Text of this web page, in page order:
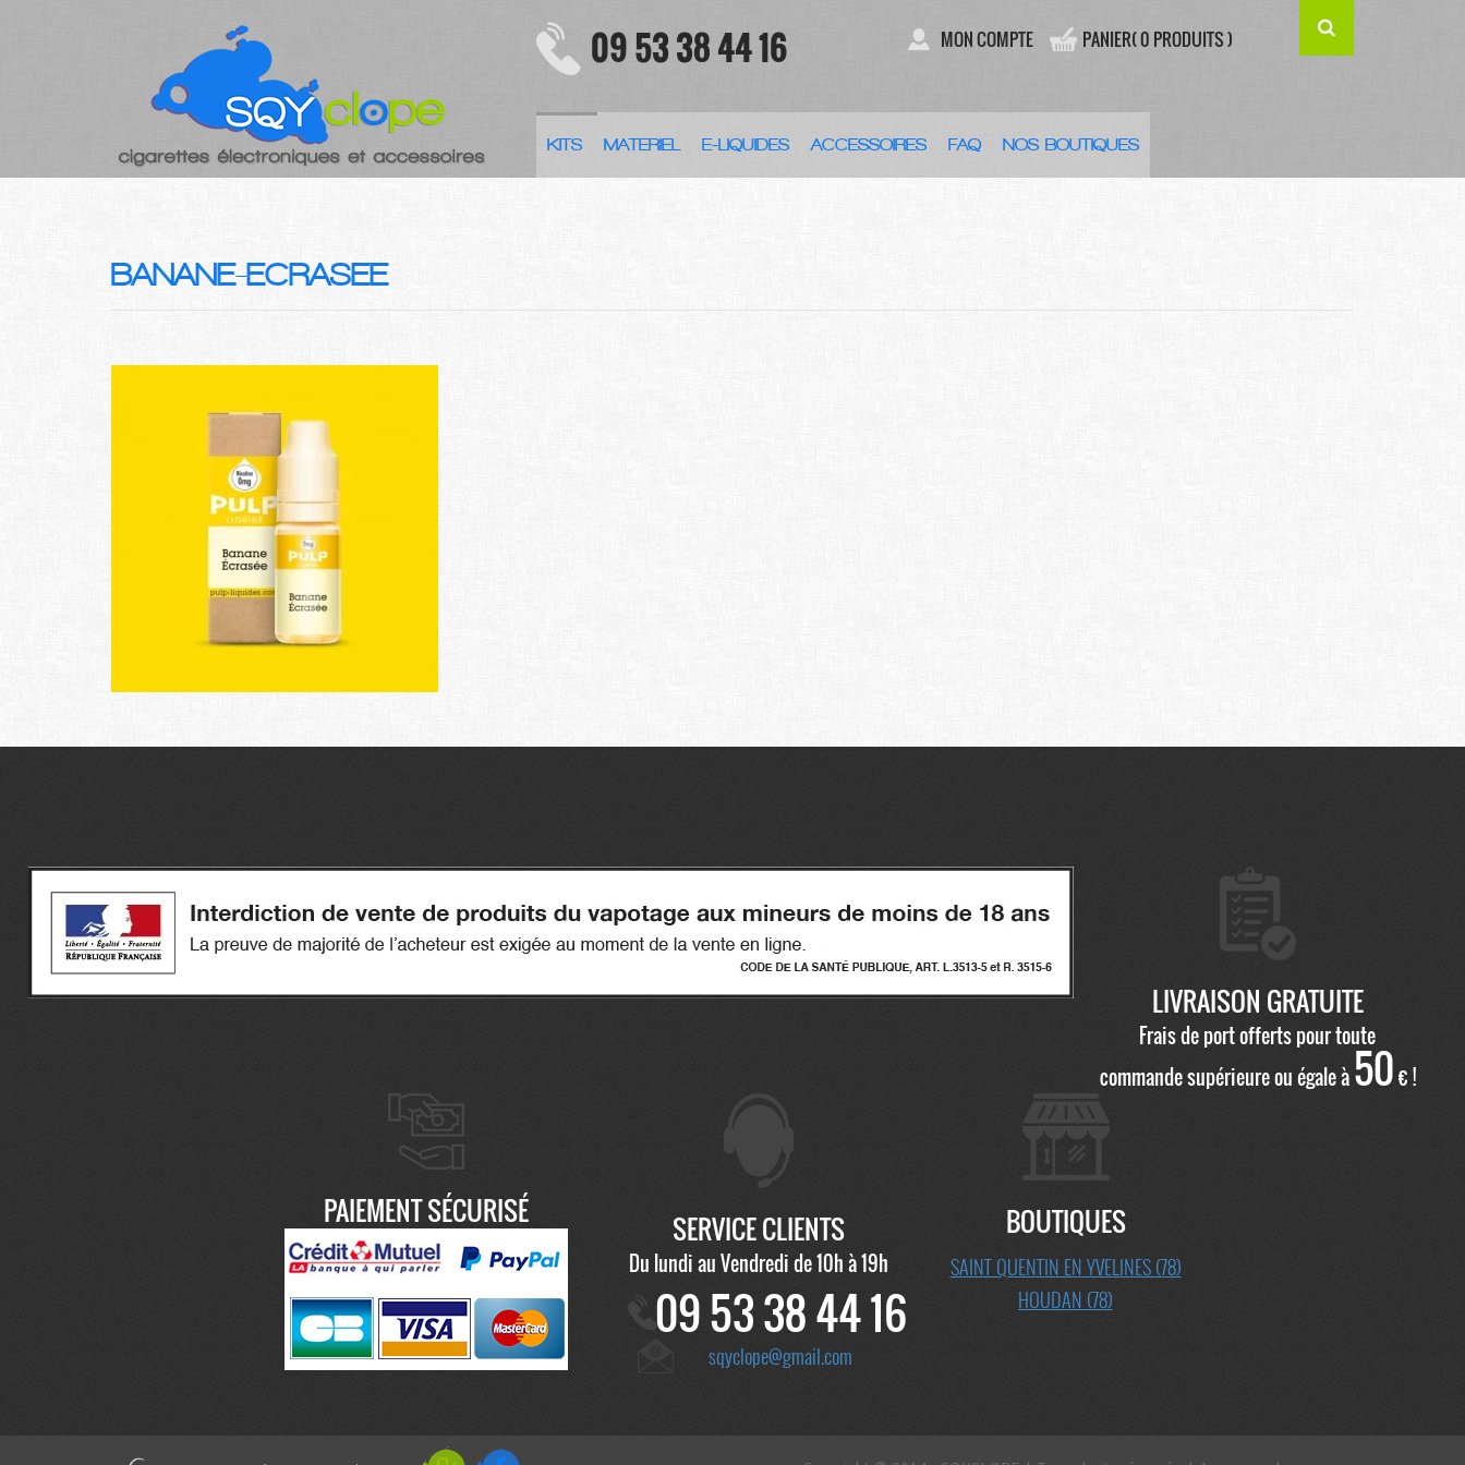
09 53 38 44 16 MON COMPTE PANIER( 0 PRODUITS )
KITS MATERIEL E-LIQUIDES ACCESSOIRES FAQ NOS BOUTIQUES
BANANE-ECRASEE
LIVRAISON GRATUITE
Frais de port offerts pour toute
commande supérieure ou égale à50€ !
PAIEMENT SÉCURISÉ SERVICE CLIENTS
Du lundi au Vendredi de 10h à 19h
09 53 38 44 16
sqyclope@gmail.com
BOUTIQUES
SAINT QUENTIN EN YVELINES (78)
HOUDAN (78)